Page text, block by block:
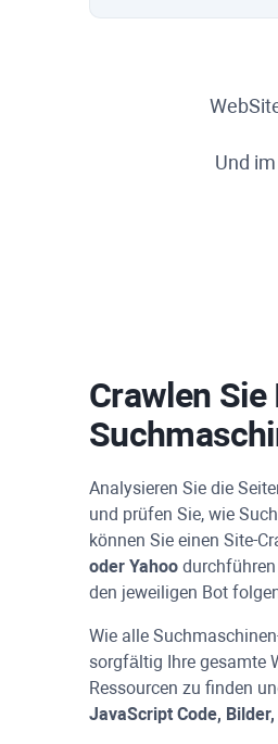
Und
Crawlen
Analysieren Sie die
und prüfen Sie, wie
können Sie einen Site-
oder Yahoo
den jeweiligen Bot
Wie alle
sorgfältig Ihre gesamte
Ressourcen zu finden
JavaScript Code,